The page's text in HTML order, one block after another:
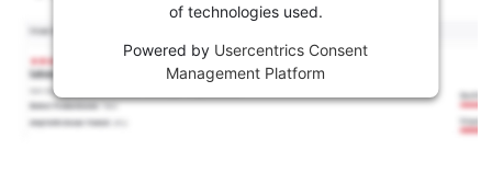
of technologies used.
Powered by Usercentrics Consent
Management Platform